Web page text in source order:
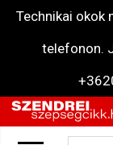
Technikai okok
telefonon.